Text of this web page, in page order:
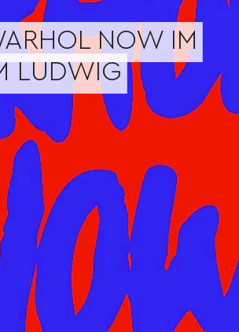
NOW IM
LUDWIG